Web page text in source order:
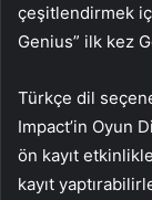
çeşitlendirmek
Genius” ilk kez
Türkçe dil
Impact’in Oyun
ön kayıt
kayıt